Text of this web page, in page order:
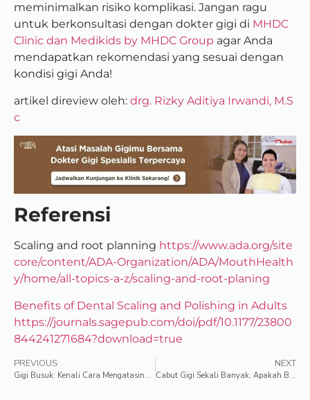
meminimalkan risiko komplikasi. Jangan ragu
untuk berkonsultasi dengan dokter gigi di MHDC
Clinic dan Medikids by MHDC Group agar Anda
mendapatkan rekomendasi yang sesuai dengan
kondisi gigi Anda!
artikel direview oleh: drg. Rizky Aditiya Irwandi, M.S
c
Referensi
Scaling and root planning https://www.ada.org/site
core/content/ADA-Organization/ADA/MouthHealth
y/home/all-topics-a-z/scaling-and-root-planing
Benefits of Dental Scaling and Polishing in Adults
https://journals.sagepub.com/doi/pdf/10.1177/23800
844241271684?download=true
PREVIOUS
Gigi Busuk: Kenali Cara Mengatasinya Sebelum Terlambat!
NEXT
Cabut Gigi Sekali Banyak, Apakah Boleh?